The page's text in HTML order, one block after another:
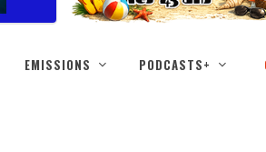
EMISSIONS PODCASTS+